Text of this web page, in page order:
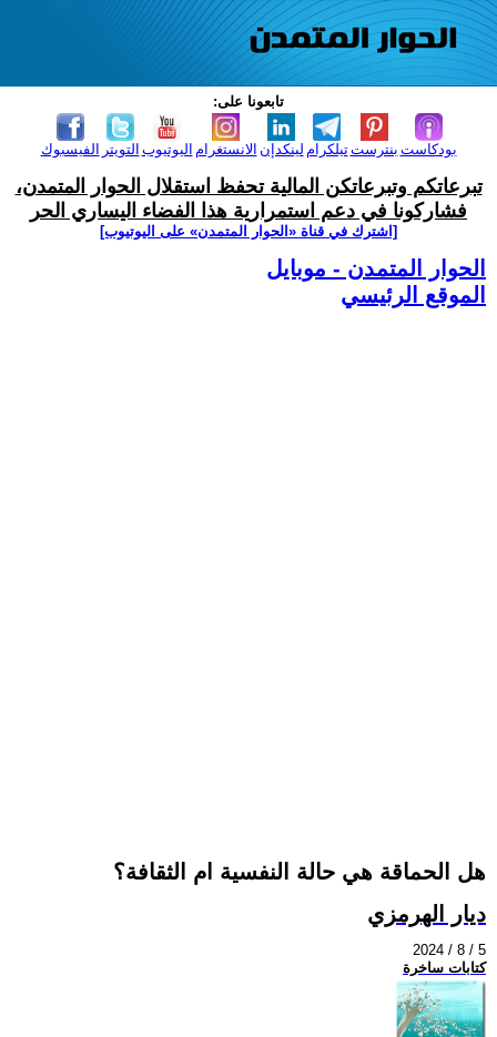
تابعونا على:
الفيسبوك التويتر اليوتيوب الانستغرام لينكدإن تيلكرامبنترست بودكاست
تبرعاتكم وتبرعاتكن المالية تحفظ استقلال الحوار المتمدن،
فشاركونا في دعم استمرارية هذا الفضاء اليساري الحر
[اشترك في قناة ‫«الحوار المتمدن» على اليوتيوب]
الحوار المتمدن - موبايل
الموقع الرئيسي
هل الحماقة هي حالة النفسية ام الثقافة؟
ديار الهرمزي
2024 / 8 / 5
كتابات ساخرة